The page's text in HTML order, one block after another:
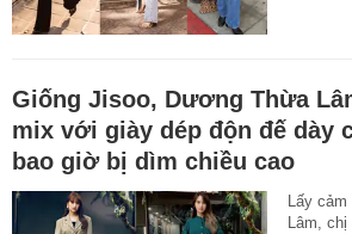
Giống Jisoo, Dương Thừa
mix với giày dép độn đế dày
bao giờ bị dìm chiều cao
Lấy
Lâm,